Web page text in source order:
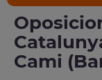
Cami